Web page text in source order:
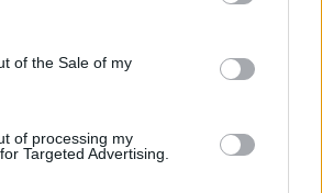
to Google and its third-party tags to
specified purposes in below Google
of the Sale of my
of processing my
Targeted Advertising.